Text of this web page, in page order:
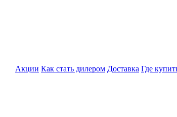
Акции Как стать дилером Доставка Где